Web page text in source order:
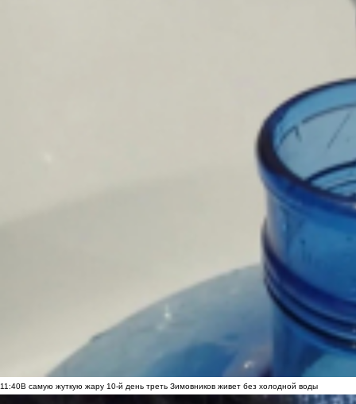
11:40В самую жуткую жару 10-й день треть Зимовников живет без холодной воды